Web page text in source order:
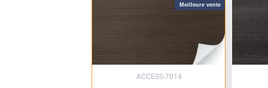
Meilleure vente
ACCESS-7014